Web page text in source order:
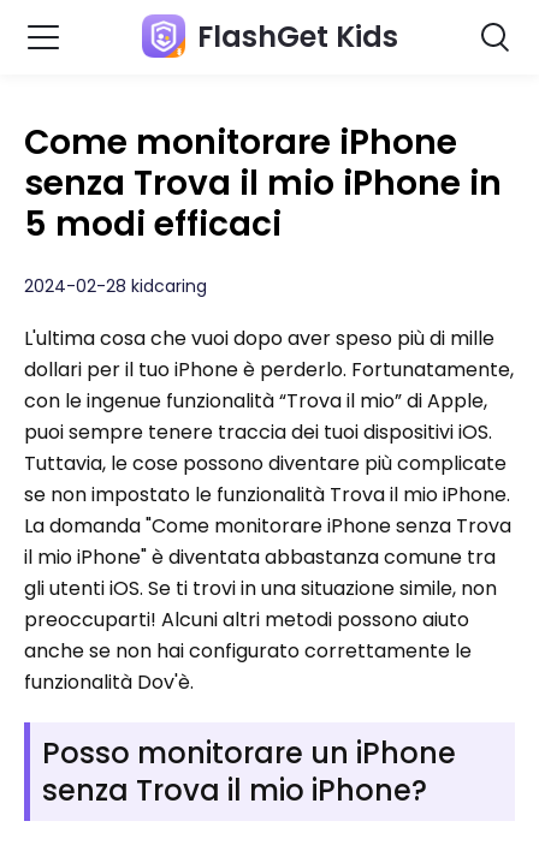
FlashGet Kids
Come monitorare iPhone
senza Trova il mio iPhone in
5 modi efficaci
2024-02-28 kidcaring
L'ultima cosa che vuoi dopo aver speso più di mille
dollari per il tuo iPhone è perderlo. Fortunatamente,
con le ingenue funzionalità “Trova il mio” di Apple,
puoi sempre tenere traccia dei tuoi dispositivi iOS.
Tuttavia, le cose possono diventare più complicate
se non impostato le funzionalità Trova il mio iPhone.
La domanda "Come monitorare iPhone senza Trova
il mio iPhone" è diventata abbastanza comune tra
gli utenti iOS. Se ti trovi in ​​una situazione simile, non
preoccuparti! Alcuni altri metodi possono aiuto
anche se non hai configurato correttamente le
funzionalità Dov'è.
Posso monitorare un iPhone
senza Trova il mio iPhone?